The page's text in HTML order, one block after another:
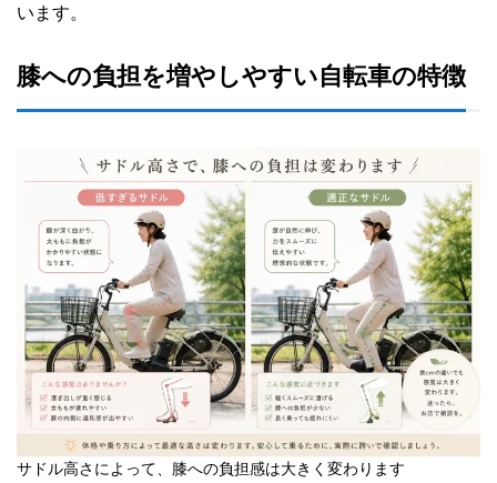
います。
膝への負担を増やしやすい自転車の特徴
サドル高さによって、膝への負担感は大きく変わります